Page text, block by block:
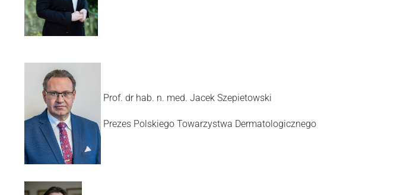
Prof. dr hab. n. med. Jacek Szepietowski
Prezes Polskiego Towarzystwa Dermatologicznego